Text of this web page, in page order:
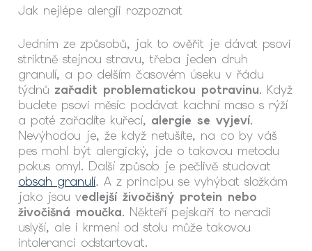
Jak nejlépe alergii rozpoznat
Jedním ze způsobů, jak to ověřit je dávat psovi
striktně stejnou stravu, třeba jeden druh
granulí, a po delším časovém úseku v řádu
týdnů zařadit problematickou potravinu. Když
budete psovi měsíc podávat kachní maso s rýží
a poté zařadíte kuřecí, alergie se vyjeví.
Nevýhodou je, že když netušíte, na co by váš
pes mohl být alergický, jde o takovou metodu
pokus omyl. Další způsob je pečlivě studovat
obsah granulí.A z principu se vyhýbat složkám
jako jsou vedlejší živočišný protein nebo
živočišná moučka. Někteří pejskaři to neradi
uslyší, ale i krmení od stolu může takovou
intoleranci odstartovat.